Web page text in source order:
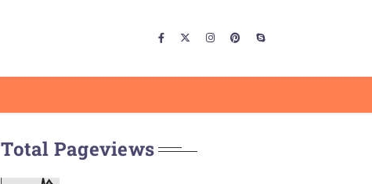
Total Pageviews